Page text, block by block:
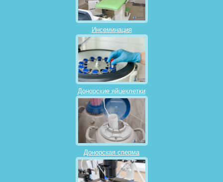
Инсеминация
Донорские яйцеклетки
Донорская сперма